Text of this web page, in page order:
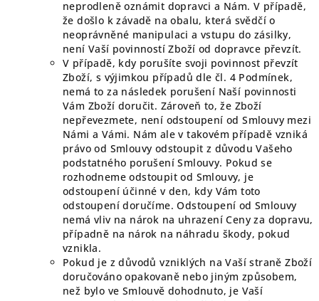
neprodleně oznámit dopravci a Nám. V případě,
že došlo k závadě na obalu, která svědčí o
neoprávněné manipulaci a vstupu do zásilky,
není Vaší povinností Zboží od dopravce převzít.
V případě, kdy porušíte svoji povinnost převzít
Zboží, s výjimkou případů dle čl. 4 Podmínek,
nemá to za následek porušení Naší povinnosti
Vám Zboží doručit. Zároveň to, že Zboží
nepřevezmete, není odstoupení od Smlouvy mezi
Námi a Vámi. Nám ale v takovém případě vzniká
právo od Smlouvy odstoupit z důvodu Vašeho
podstatného porušení Smlouvy. Pokud se
rozhodneme odstoupit od Smlouvy, je
odstoupení účinné v den, kdy Vám toto
odstoupení doručíme. Odstoupení od Smlouvy
nemá vliv na nárok na uhrazení Ceny za dopravu,
případně na nárok na náhradu škody, pokud
vznikla.
Pokud je z důvodů vzniklých na Vaší straně Zboží
doručováno opakovaně nebo jiným způsobem,
než bylo ve Smlouvě dohodnuto, je Vaší